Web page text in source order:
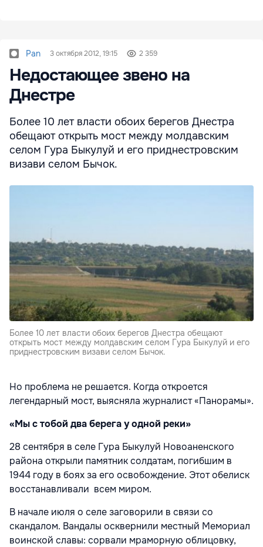
Pan 3 октября 2012, 19:15 2 359
Недостающее звено на
Днестре
Более 10 лет власти обоих берегов Днестра
обещают открыть мост между молдавским
селом Гура Быкулуй и его приднестровским
визави селом Бычок.
Более 10 лет власти обоих берегов Днестра обещают
открыть мост между молдавским селом Гура Быкулуй и его
приднестровским визави селом Бычок.
Но проблема не решается. Когда откроется
легендарный мост, выясняла журналист «Панорамы».
«Мы с тобой два берега у одной реки»
28 сентября в селе Гура Быкулуй Новоаненского
района открыли памятник солдатам, погибшим в
1944 году в боях за его освобождение. Этот обелиск
восстанавливали всем миром.
В начале июля о селе заговорили в связи со
скандалом. Вандалы осквернили местный Мемориал
воинской славы: сорвали мраморную облицовку,